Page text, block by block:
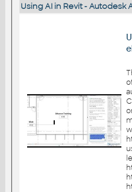
Using AI in Revit -